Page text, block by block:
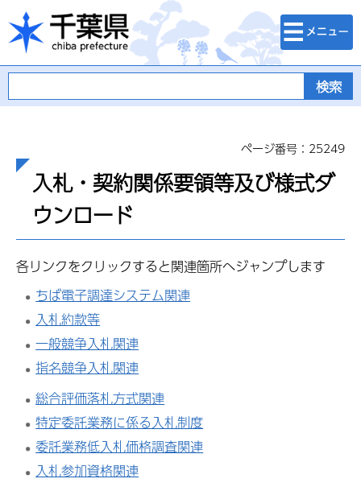
千葉県
検索・メニュ
ー
ページ番号：25249
入札・契約関係要領等及び様式ダ
ウンロード
各リンクをクリックすると関連箇所へジャンプします
ちば電子調達システム関連
入札約款等
一般競争入札関連
指名競争入札関連
総合評価落札方式関連
特定委託業務に係る入札制度
委託業務低入札価格調査関連
入札参加資格関連